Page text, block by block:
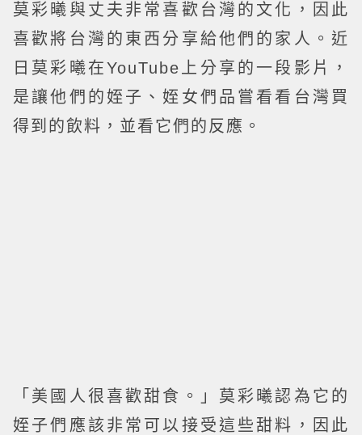
莫彩曦與丈夫非常喜歡台灣的文化，因此
喜歡將台灣的東西分享給他們的家人。近
日莫彩曦在YouTube上分享的一段影片，
是讓他們的姪子、姪女們品嘗看看台灣買
得到的飲料，並看它們的反應。
「美國人很喜歡甜食。」莫彩曦認為它的
姪子們應該非常可以接受這些甜料，因此